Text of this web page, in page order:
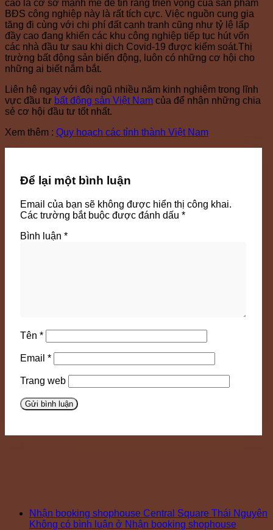
cao là cơ sở mạnh mẽ để tin rằng triển vọng của sản phẩm
BĐS công nghiệp này là rất tích cực. Việc nguồn cung gia
tăng đi cùng với chi phí đất cạnh tranh cũng như tỷ lệ lấp
đầy cao đang khiến các khu công nghiệp tiếp tục hút vốn
các nhà đầu tư sau khi dịch Covid-19 được kiểm soát.Thị
trường bất động sản biến động, luôn có những cơ hội cho
những ai biết nắm bắt.
Liên hệ ngay với đội ngũ nhiều năm kinh nghiệm trong lĩnh
vực đầu tư bất động sản Việt Nam của để nhận những chia
sẻ cơ hội đầu tư tốt nhất.
Xem thêm : Quy hoạch các tỉnh thành Việt Nam
Để lại một bình luận
Email của bạn sẽ không được hiển thị công khai.
Các trường bắt buộc được đánh dấu *
Bình luận *
Tên *
Email *
Trang web
Nhận booking shophouse Central Square Thái Nguyên
Không có bình luận ở Nhận booking shophouse